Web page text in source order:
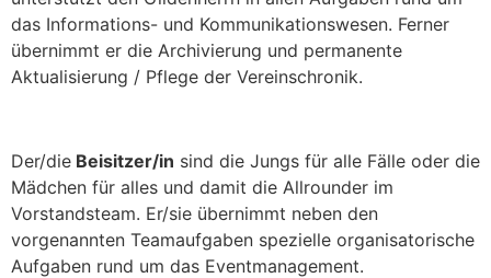
das Informations- und Kommunikationswesen. Ferner
übernimmt er die Archivierung und permanente
Aktualisierung / Pflege der Vereinschronik.
Der/die Beisitzer/in sind die Jungs für alle Fälle oder die
Mädchen für alles und damit die Allrounder im
Vorstandsteam. Er/sie übernimmt neben den
vorgenannten Teamaufgaben spezielle organisatorische
Aufgaben rund um das Eventmanagement.